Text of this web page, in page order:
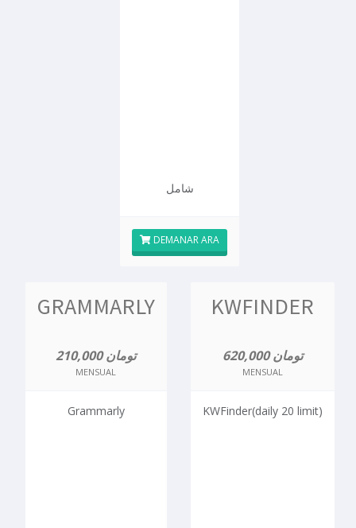
شامل
DEMANAR ARA
GRAMMARLY
210,000 تومان
MENSUAL
Grammarly
KWFINDER
620,000 تومان
MENSUAL
KWFinder(daily 20 limit)